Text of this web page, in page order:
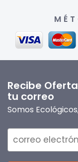
Recibe
tu correo
Somos